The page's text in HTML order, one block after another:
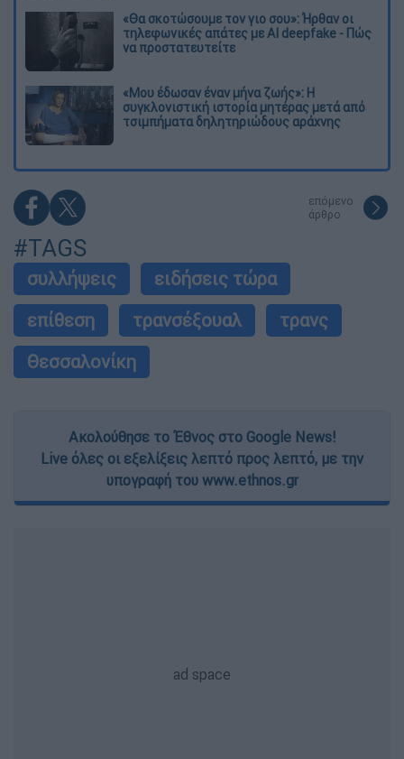
«Θα σκοτώσουμε τον γιο σου»: Ήρθαν οι
τηλεφωνικές απάτες με AI deepfake - Πώς
να προστατευτείτε
«Μου έδωσαν έναν μήνα ζωής»: Η
συγκλονιστική ιστορία μητέρας μετά από
τσιμπήματα δηλητηριώδους αράχνης
επόμενο
άρθρο
#TAGS
συλλήψεις
ειδήσεις τώρα
επίθεση
τρανσέξουαλ
τρανς
Θεσσαλονίκη
Ακολούθησε το Έθνος στο Google News!
Live όλες οι εξελίξεις λεπτό προς λεπτό, με την
υπογραφή του www.ethnos.gr